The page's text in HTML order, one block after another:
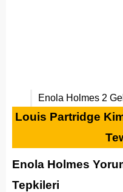
Enola Holmes 2
Louis Partridge
Enola Holmes
Tepkileri